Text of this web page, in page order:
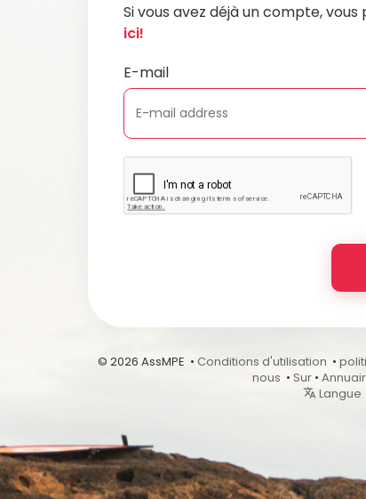
Si vous avez déjà un compte, vous
ici!
E-mail
© 2026 AssMPE • Conditions d'utilisation •
nous • Sur •
Langue